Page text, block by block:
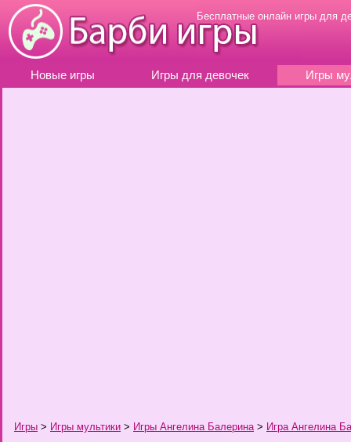
Бесплатные онлайн игры для
Новые игры Игры для девочек Игры
Игры > Игры мультики > Игры Ангелина Балерина> Игра Ангелина